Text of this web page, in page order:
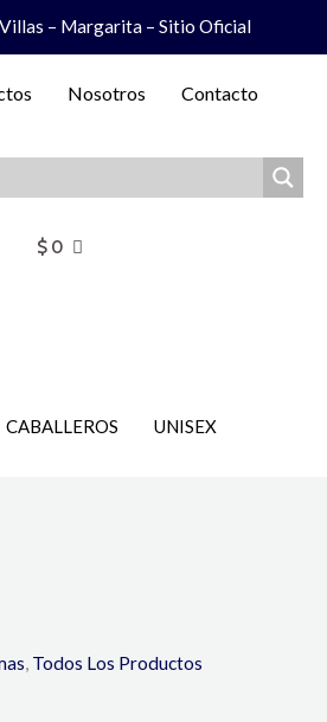
– Margarita – Sitio Oficial
Nosotros Contacto
$ 0
CABALLEROS UNISEX
Todos Los Productos